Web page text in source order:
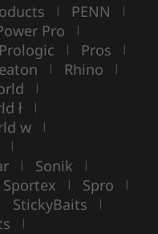
| PENN |
Pro |
Prologic | Pros |
| Rhino |
|
ł |
w |
|
| Sonik |
Sportex | Spro |
StickyBaits |
|